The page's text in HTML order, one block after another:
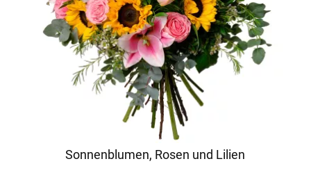
Sonnenblumen, Rosen und Lilien